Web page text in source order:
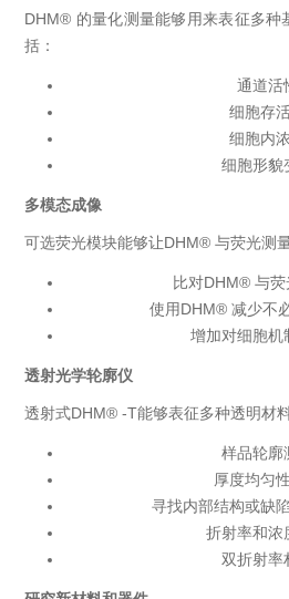
DHM® 的量化测量能够用来表征多种
括：
通道活
细胞存
细胞内
细胞形貌
多模态成像
可选荧光模块能够让DHM® 与荧光测
比对DHM® 与
使用DHM® 减少不
增加对细胞机
透射光学轮廓仪
透射式DHM® -T能够表征多种透明材料
样品轮廓
厚度均匀
寻找内部结构或缺
折射率和浓
双折射率